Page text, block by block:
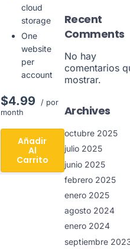
cloud
storage
One
website
per
account
$4.99
/ por
month
Añadir
Al
Carrito
Recent
Comments
No hay
comentarios
mostrar.
Archives
octubre 2025
julio 2025
junio 2025
febrero 2025
enero 2025
agosto 2024
enero 2024
septiembre